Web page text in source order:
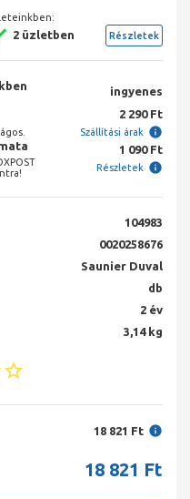
2 üzletben Részletek
ingyenes
2 290 Ft
Szállítási árak
1 090 Ft
Részletek
104983
0020258676
Saunier Duval
db
2 év
3,14 kg
18 821 Ft
18 821 Ft